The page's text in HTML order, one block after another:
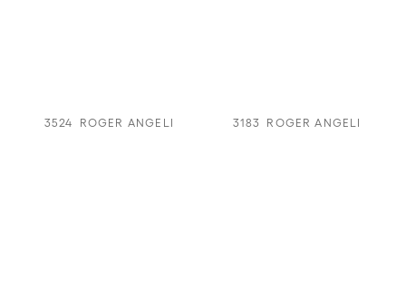
3524 ROGER ANGELI 3183 ROGER ANGELI